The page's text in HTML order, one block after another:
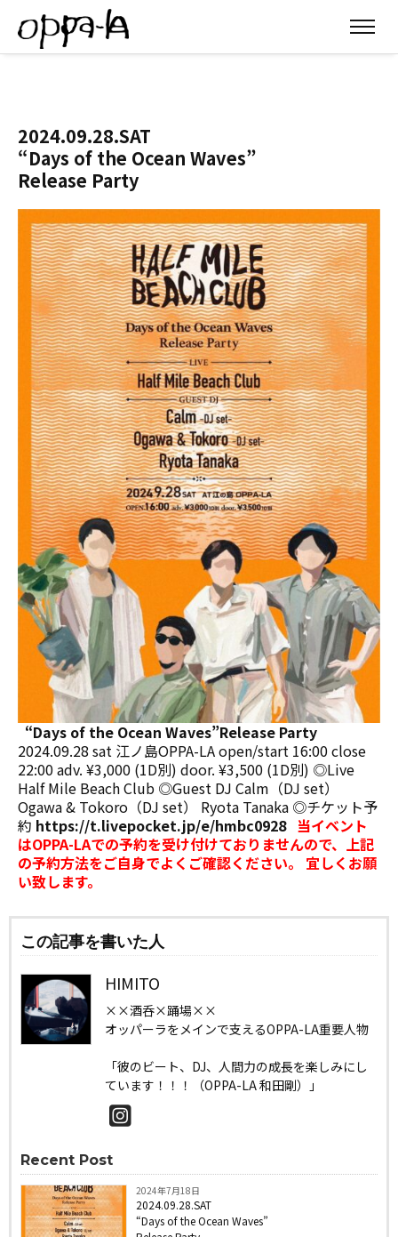
2024.09.28.SAT
“Days of the Ocean Waves”
Release Party
“Days of the Ocean Waves”Release Party
2024.09.28 sat 江ノ島OPPA-LA open/start 16:00 close
22:00 adv. ¥3,000 (1D別) door. ¥3,500 (1D別) ◎Live
Half Mile Beach Club ◎Guest DJ Calm（DJ set）
Ogawa & Tokoro（DJ set） Ryota Tanaka ◎チケット予
約 https://t.livepocket.jp/e/hmbc0928 当イベント
はOPPA-LAでの予約を受け付けておりませんので、上記
の予約方法をご自身でよくご確認ください。
宜しくお願
い致します。
この記事を書いた人
HIMITO
××酒呑×踊場××
オッパーラをメインで支えるOPPA-LA重要人物
「彼のビート、DJ、人間力の成長を楽しみにし
ています！！！（OPPA-LA 和田剛）」
Recent Post
2024年7月18日
2024.09.28.SAT
“Days of the Ocean Waves”